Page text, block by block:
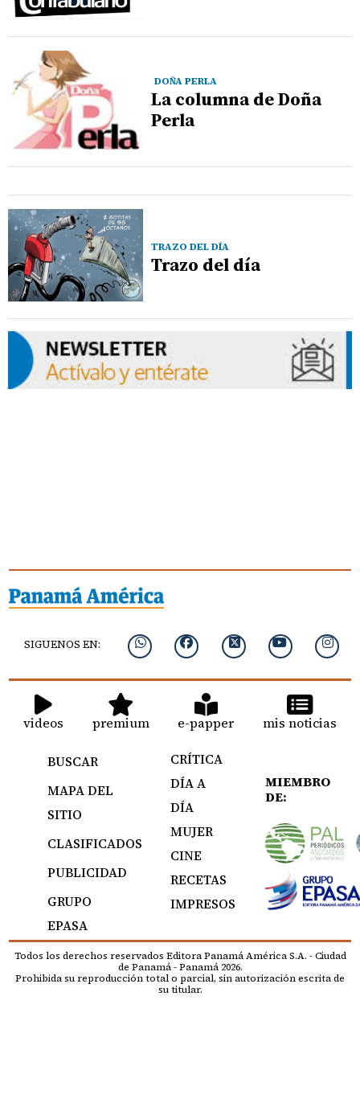
DOÑA PERLA
La columna de Doña
Perla
TRAZO DEL DÍA
Trazo del día
SIGUENOS EN:
videos premium e-papper mis noticias
BUSCAR
MAPA DEL
SITIO
CLASIFICADOS
PUBLICIDAD
GRUPO
EPASA
CRÍTICA
DÍA A
DÍA
MUJER
CINE
RECETAS
IMPRESOS
MIEMBRO
DE:
Todos los derechos reservados Editora Panamá América S.A. - Ciudad
de Panamá - Panamá 2026.
Prohibida su reproducción total o parcial, sin autorización escrita de
su titular.